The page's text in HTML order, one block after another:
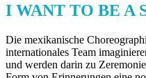
I WANT TO BE A
Die mexikanische
internationales Team
und werden darin zu